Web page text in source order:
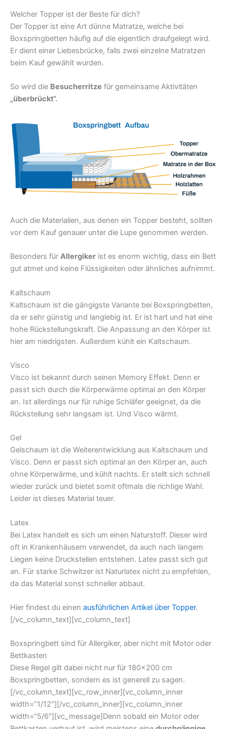
Welcher Topper ist der Beste für dich?
Der Topper ist eine Art dünne Matratze, welche bei
Boxspringbetten häufig auf die eigentlich draufgelegt wird.
Er dient einer Liebesbrücke, falls zwei einzelne Matratzen
beim Kauf gewählt wurden.
So wird die Besucherritze für gemeinsame Aktivitäten
„überbrückt“.
Auch die Materialien, aus denen ein Topper besteht, sollten
vor dem Kauf genauer unter die Lupe genommen werden.
Besonders für Allergiker ist es enorm wichtig, dass ein Bett
gut atmet und keine Flüssigkeiten oder ähnliches aufnimmt.
Kaltschaum
Kaltschaum ist die gängigste Variante bei Boxspringbetten,
da er sehr günstig und langlebig ist. Er ist hart und hat eine
hohe Rückstellungskraft. Die Anpassung an den Körper ist
hier am niedrigsten. Außerdem kühlt ein Kaltschaum.
Visco
Visco ist bekannt durch seinen Memory Effekt. Denn er
passt sich durch die Körperwärme optimal an den Körper
an. Ist allerdings nur für ruhige Schläfer geeignet, da die
Rückstellung sehr langsam ist. Und Visco wärmt.
Gel
Gelschaum ist die Weiterentwicklung aus Kaltschaum und
Visco. Denn er passt sich optimal an den Körper an, auch
ohne Körperwärme, und kühlt nachts. Er stellt sich schnell
wieder zurück und bietet somit oftmals die richtige Wahl.
Leider ist dieses Material teuer.
Latex
Bei Latex handelt es sich um einen Naturstoff. Dieser wird
oft in Krankenhäusern verwendet, da auch nach langem
Liegen keine Druckstellen entstehen. Latex passt sich gut
an. Für starke Schwitzer ist Naturlatex nicht zu empfehlen,
da das Material sonst schneller abbaut.
Hier findest du einen ausführlichen Artikel über Topper.
[/vc_column_text][vc_column_text]
Boxspringbett sind für Allergiker, aber nicht mit Motor oder
Bettkasten
Diese Regel gilt dabei nicht nur für 180×200 cm
Boxspringbetten, sondern es ist generell zu sagen.
[/vc_column_text][vc_row_inner][vc_column_inner
width=“1/12″][/vc_column_inner][vc_column_inner
width=“5/6″][vc_message]Denn sobald ein Motor oder